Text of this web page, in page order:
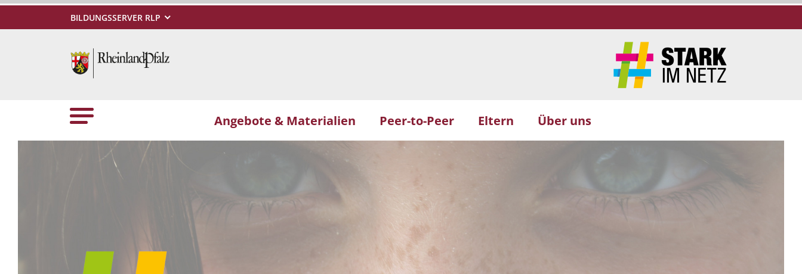
BILDUNGSSERVER RLP
Angebote & Materialien Peer-to-Peer Eltern Über uns
Vorheriges